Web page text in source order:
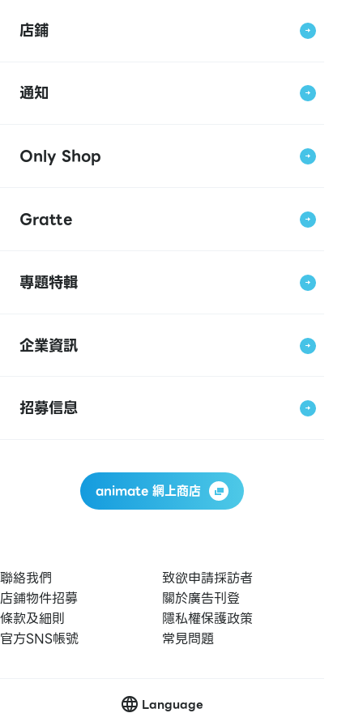
店鋪
通知
Only Shop
Gratte
專題特輯
企業資訊
招募信息
animate 網上商店
聯絡我們
致欲申請採訪者
店鋪物件招募
關於廣告刊登
條款及細則
隱私權保護政策
官方SNS帳號
常見問題
Language